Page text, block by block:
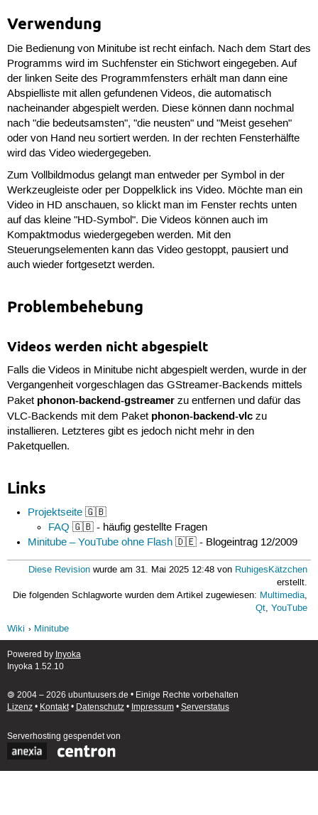
Verwendung
Die Bedienung von Minitube ist recht einfach. Nach dem Start des
Programms wird im Suchfenster ein Stichwort eingegeben. Auf
der linken Seite des Programmfensters erhält man dann eine
Abspielliste mit allen gefundenen Videos, die automatisch
nacheinander abgespielt werden. Diese können dann nochmal
nach "die bedeutsamsten", "die neusten" und "Meist gesehen"
oder von Hand neu sortiert werden. In der rechten Fensterhälfte
wird das Video wiedergegeben.
Zum Vollbildmodus gelangt man entweder per Symbol in der
Werkzeugleiste oder per Doppelklick ins Video. Möchte man ein
Video in HD anschauen, so klickt man im Fenster rechts unten
auf das kleine "HD-Symbol". Die Videos können auch im
Kompaktmodus wiedergegeben werden. Mit den
Steuerungselementen kann das Video gestoppt, pausiert und
auch wieder fortgesetzt werden.
Problembehebung
Videos werden nicht abgespielt
Falls die Videos in Minitube nicht abgespielt werden, wurde in der
Vergangenheit vorgeschlagen das GStreamer-Backends mittels
Paket phonon-backend-gstreamerzu entfernen und dafür das
VLC-Backends mit dem Paket phonon-backend-vlczu
installieren. Letzteres gibt es jedoch nicht mehr in den
Paketquellen.
Links
Projektseite 🇬🇧
FAQ 🇬🇧 - häufig gestellte Fragen
Minitube – YouTube ohne Flash 🇩🇪 - Blogeintrag 12/2009
Diese Revision wurde am 31. Mai 2025 12:48 von RuhigesKätzchen
erstellt.
Die folgenden Schlagworte wurden dem Artikel zugewiesen: Multimedia,
Qt,YouTube
Wiki
Minitube
Powered by Inyoka
Inyoka 1.52.10
🄯 2004 – 2026 ubuntuusers.de • Einige Rechte vorbehalten
Lizenz• Kontakt• Datenschutz• Impressum• Serverstatus
Serverhosting gespendet von